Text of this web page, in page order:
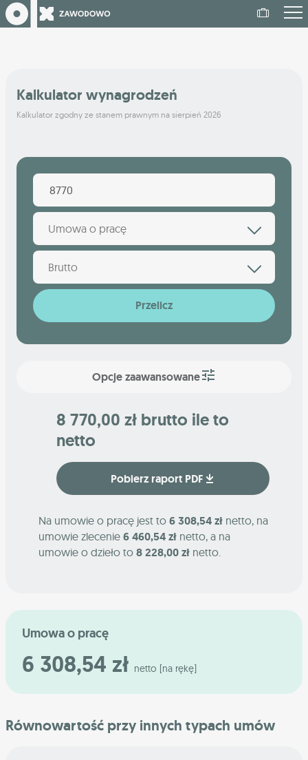
Kalkulator wynagrodzeń
Kalkulator zgodny ze stanem prawnym na sierpień 2026
Umowa o pracę
Brutto
Przelicz
Opcje zaawansowane
8 770,00 zł brutto ile to
netto
Pobierz raport PDF
Na umowie o pracę jest to 6 308,54 zł netto, na
umowie zlecenie 6 460,54 zł netto, a na
umowie o dzieło to 8 228,00 zł netto.
Umowa o pracę
6 308,54 zł netto [na rękę]
Równowartość przy innych typach umów